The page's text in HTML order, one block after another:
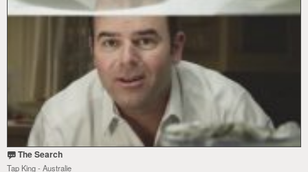
The Search
Tap King - Australie